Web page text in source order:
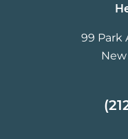
99 Park
New